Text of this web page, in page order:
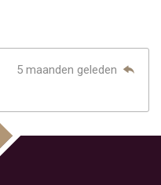
5 maanden geleden